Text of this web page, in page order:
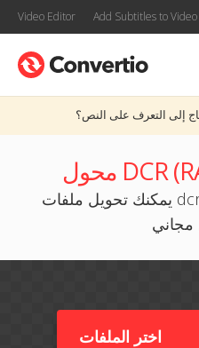
Video Editor Add Subtitles to Video
إلى التعرف على النص؟
يمكنك تحويل ملفات dcr إلى oxps على الإنترنت
اختر الملفات